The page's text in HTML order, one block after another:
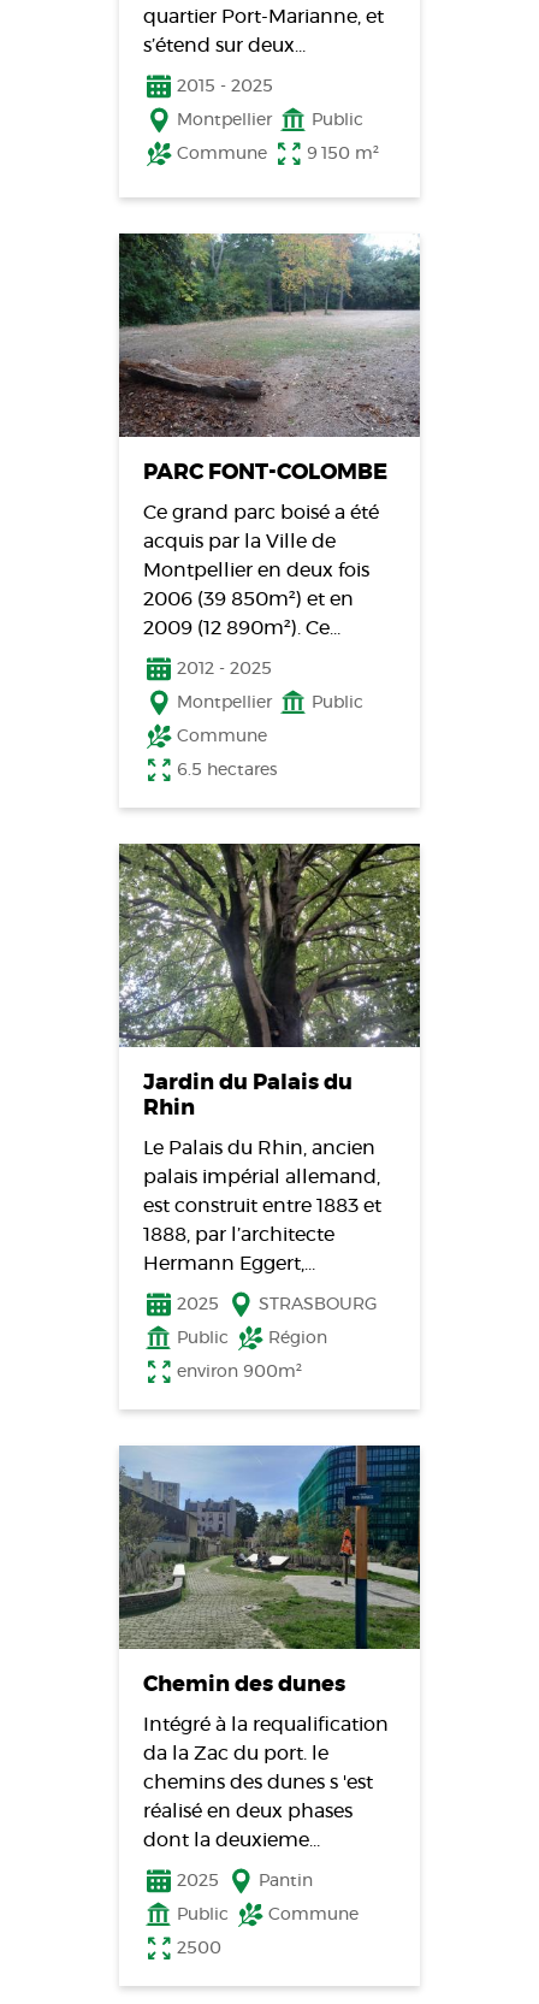
quartier Port-­Marianne, et
s’étend sur deux…
2015 - 2025
Montpellier
Public
Commune
9 150 m²
PARC FONT-COLOMBE
Ce grand parc boisé a été
acquis par la Ville de
Montpellier en deux fois
2006 (39 850m²) et en
2009 (12 890m²). Ce…
2012 - 2025
Montpellier
Public
Commune
6.5 hectares
Jardin du Palais du
Rhin
Le Palais du Rhin, ancien
palais impérial allemand,
est construit entre 1883 et
1888, par l’architecte
Hermann Eggert,…
2025
STRASBOURG
Public
Région
environ 900m²
Chemin des dunes
Intégré à la requalification
da la Zac du port. le
chemins des dunes s 'est
réalisé en deux phases
dont la deuxieme…
2025
Pantin
Public
Commune
2500